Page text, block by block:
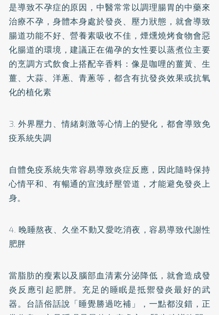
是導致不孕症的原因，中醫常常以調理腸胃的中藥來
治療不孕，身體本身處於發炎、壓力狀態，就會導致
腸道功能不好、營養素吸收不佳，煙燻燒烤食物會惡
化腸道的環境，建議正在備孕的女性要以蒸煮位主要
的烹調方式飲食上搭配辛香料：像是咖哩的薑黃、生
薑、大蒜、洋蔥、青蔥等，都含有抗發炎效果或抗氧
化的植化素
3. 外界壓力、情緒刺激等心情上的變化，都會導致免
疫系統失調
自體免疫系統失常容易導致炎症反應，因此隨時保持
心情平和、有暢通的宣洩紓壓管道，才能避免發炎上
身。
4. 晚睡熬夜、久坐不動又愛吃消夜，容易導致代謝性
肥胖
當脂肪的瘦素以及腦部血清素分泌降低，就會造成發
炎反應引起肥胖。充足的睡眠是抵禦發炎最好的武
器。台語俗話說「睡覺勝過吃補」，一點都沒錯，正